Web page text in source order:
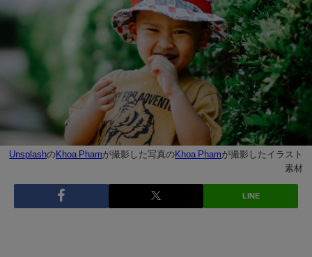
UnsplashのKhoa Phamが撮影した写真のKhoa Phamが撮影したイラスト
素材
LINE